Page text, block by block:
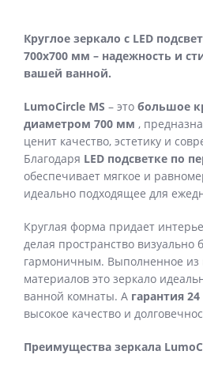
Круглое зеркало с LED
700x700 мм – надежность и
вашей ванной.
LumoCircle MS – это большое
диаметром 700 мм ,
ценит качество, эстетику и
Благодаря LED подсветке по
обеспечивает мягкое и
идеально подходящее для
Круглая форма придает
делая пространство визуально
гармоничным. Выполненное из
материалов это зеркало
ванной комнаты. А гарантия
высокое качество и
Преимущества зеркала